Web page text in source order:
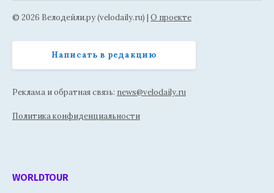
© 2026 Велодейли.ру (velodaily.ru) | О проекте
Написать в редакцию
Реклама и обратная связь: news@velodaily.ru
Политика конфиденциальности
WORLDTOUR